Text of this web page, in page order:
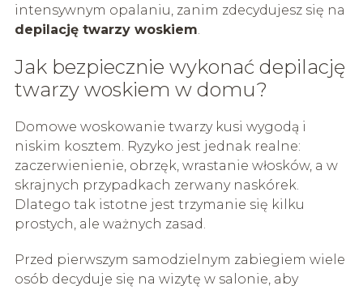
intensywnym opalaniu, zanim zdecydujesz się na
depilację twarzy woskiem.
Jak bezpiecznie wykonać depilację
twarzy woskiem w domu?
Domowe woskowanie twarzy kusi wygodą i
niskim kosztem. Ryzyko jest jednak realne:
zaczerwienienie, obrzęk, wrastanie włosków, a w
skrajnych przypadkach zerwany naskórek.
Dlatego tak istotne jest trzymanie się kilku
prostych, ale ważnych zasad.
Przed pierwszym samodzielnym zabiegiem wiele
osób decyduje się na wizytę w salonie, aby